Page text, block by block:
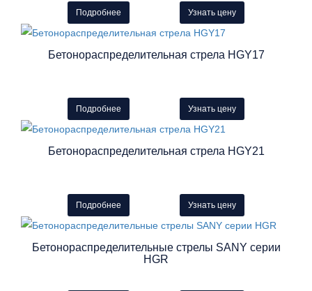
Подробнее Узнать цену
Бетонораспределительная стрела HGY17
Подробнее Узнать цену
Бетонораспределительная стрела HGY21
Подробнее Узнать цену
Бетонораспределительные стрелы SANY серии
HGR